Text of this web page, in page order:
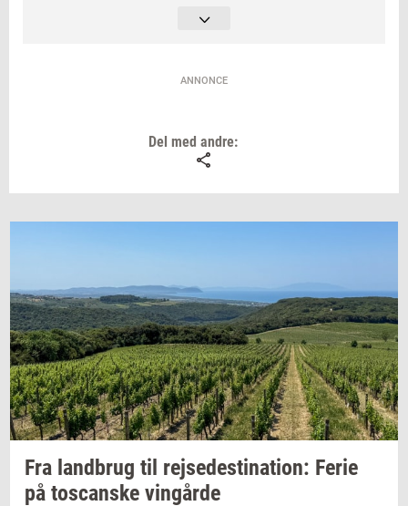
ligger midt i Atlanterhavet og byder på
antallet af rejsende er langt lavere.
spækhuggere og nordlys, hvis man er
heldig.
3.Forestil dig de mest paradisiske tropeøer,
og du vil for dit indre blik se Raja Ampat i
Indonesien. Det tager en krig at nå dertil,
men så er der også mulighed for at føle sig
som Robinson Crusoe. Øerne er dækket af
regnskov, strandene er kridhvide, og under
ANNONCE
Del med andre:
Fra land­brug til rej­se­desti­na­tion: Ferie
på toscan­ske vin­går­de